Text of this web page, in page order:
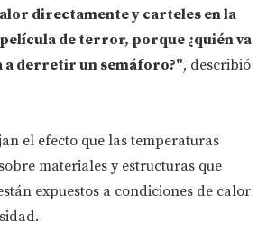
directamente y carteles en la
de terror, porque ¿quién va
a derretir un semáforo?", describió
el efecto que las temperaturas
materiales y estructuras que
expuestos a condiciones de calor